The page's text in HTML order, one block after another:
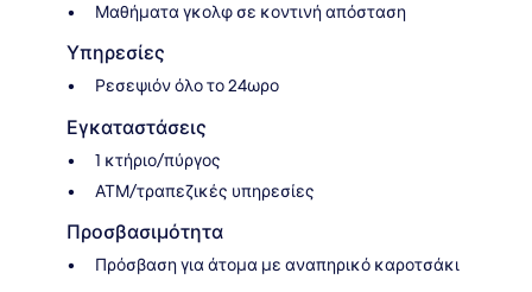
Μαθήματα γκολφ σε κοντινή απόσταση
Υπηρεσίες
Ρεσεψιόν όλο το 24ωρο
Εγκαταστάσεις
1 κτήριο/πύργος
ΑΤΜ/τραπεζικές υπηρεσίες
Προσβασιμότητα
Πρόσβαση για άτομα με αναπηρικό καροτσάκι